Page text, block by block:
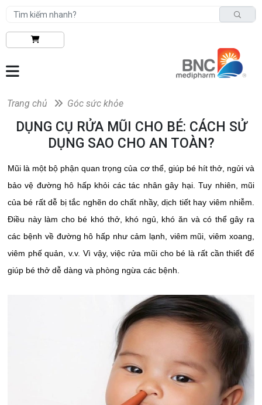
Trang chủ Góc sức khỏe
DỤNG CỤ RỬA MŨI CHO BÉ: CÁCH SỬ
DỤNG SAO CHO AN TOÀN?
Mũi là một bộ phận quan trọng của cơ thể, giúp bé hít thở, ngửi và
bảo vệ đường hô hấp khỏi các tác nhân gây hại. Tuy nhiên, mũi
của bé rất dễ bị tắc nghẽn do chất nhầy, dịch tiết hay viêm nhiễm.
Điều này làm cho bé khó thở, khó ngủ, khó ăn và có thể gây ra
các bệnh về đường hô hấp như cảm lạnh, viêm mũi, viêm xoang,
viêm phế quản, v.v. Vì vậy, việc rửa mũi cho bé là rất cần thiết để
giúp bé thở dễ dàng và phòng ngừa các bệnh.